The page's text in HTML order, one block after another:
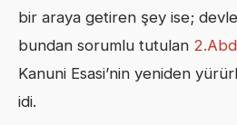
bir araya getiren şey ise;
bundan sorumlu tutulan
Kanuni Esasi’nin yeniden
idi.